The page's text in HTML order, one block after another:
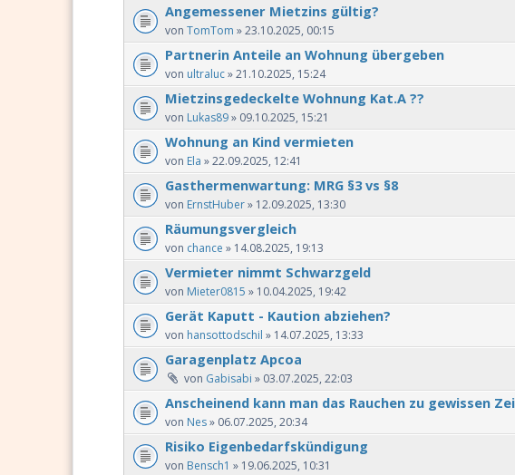
Angemessener Mietzins gültig?
von TomTom » 23.10.2025, 00:15
Partnerin Anteile an Wohnung übergeben
von ultraluc» 21.10.2025, 15:24
Mietzinsgedeckelte Wohnung Kat.A ??
von Lukas89» 09.10.2025, 15:21
Wohnung an Kind vermieten
von Ela » 22.09.2025, 12:41
Gasthermenwartung: MRG §3 vs §8
von ErnstHuber» 12.09.2025, 13:30
Räumungsvergleich
von chance » 14.08.2025, 19:13
Vermieter nimmt Schwarzgeld
von Mieter0815 » 10.04.2025, 19:42
Gerät Kaputt - Kaution abziehen?
von hansottodschil » 14.07.2025, 13:33
Garagenplatz Apcoa
von Gabisabi » 03.07.2025, 22:03
Anscheinend kann man das Rauchen zu gewissen
von Nes» 06.07.2025, 20:34
Risiko Eigenbedarfskündigung
von Bensch1 » 19.06.2025, 10:31